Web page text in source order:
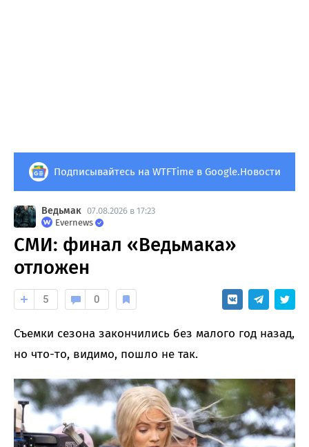
Подписывайтесь на WTFTime в Google.Новости
Ведьмак 07.08.2026 в 17:23
Evernews
СМИ: финал «Ведьмака»
отложен
5 0
Съемки сезона закончились без малого год назад,
но что-то, видимо, пошло не так.